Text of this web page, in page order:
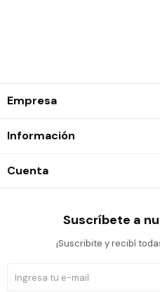
Empresa
Información
Cuenta
Suscríbete a
¡Suscribite y recibí